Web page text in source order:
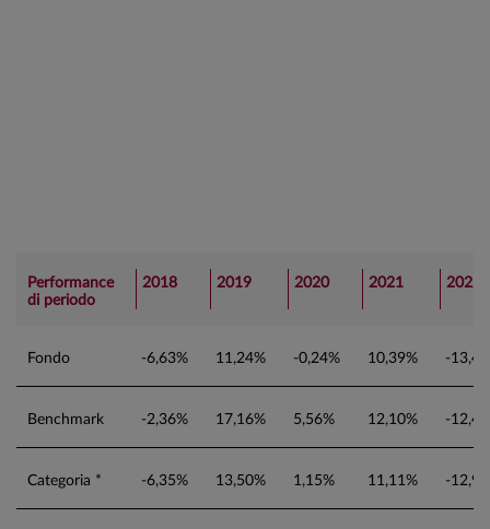
Performance
di periodo
2018 2019 2020 2021 2022
Fondo -6,63% 11,24% -0,24% 10,39% -
Benchmark -2,36% 17,16% 5,56% 12,10% -
Categoria * -6,35% 13,50% 1,15% 11,11% -